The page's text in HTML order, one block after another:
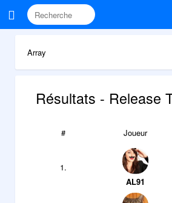
Array
Résultats - Release
# Joueur
1.
AL91